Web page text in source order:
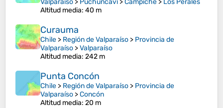
Valparaíso > Puchuncaví>Campiche > Los Perales
Altitud media: 40 m
Curauma
Chile > Región de Valparaíso > Provincia de
Valparaíso >Valparaíso
Altitud media: 242 m
Punta Concón
Chile > Región de Valparaíso > Provincia de
Valparaíso >Concón
Altitud media: 20 m